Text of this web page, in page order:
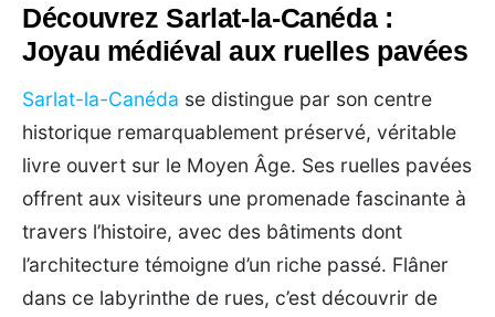
Découvrez Sarlat-la-Canéda :
Joyau médiéval aux ruelles pavées
Sarlat-la-Canéda se distingue par son centre
historique remarquablement préservé, véritable
livre ouvert sur le Moyen Âge. Ses ruelles pavées
offrent aux visiteurs une promenade fascinante à
travers l’histoire, avec des bâtiments dont
l’architecture témoigne d’un riche passé. Flâner
dans ce labyrinthe de rues, c’est découvrir de